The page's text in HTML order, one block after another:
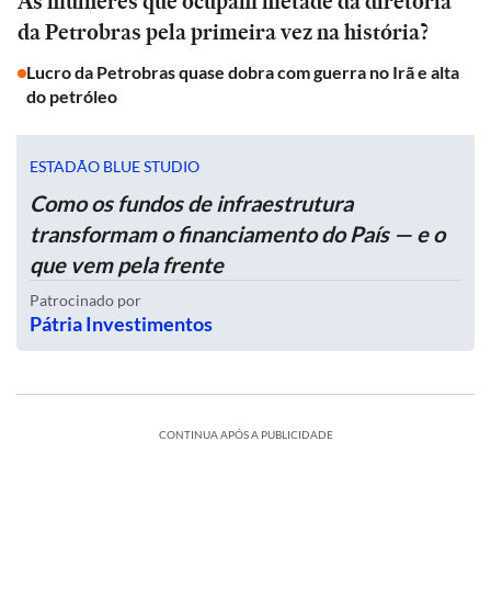
da Petrobras pela primeira vez na história?
Lucro da Petrobras quase dobra com guerra no Irã e alta
do petróleo
ESTADÃO BLUE STUDIO
Como os fundos de infraestrutura
transformam o financiamento do País — e o
que vem pela frente
Patrocinado por
Pátria Investimentos
CONTINUA APÓS A PUBLICIDADE